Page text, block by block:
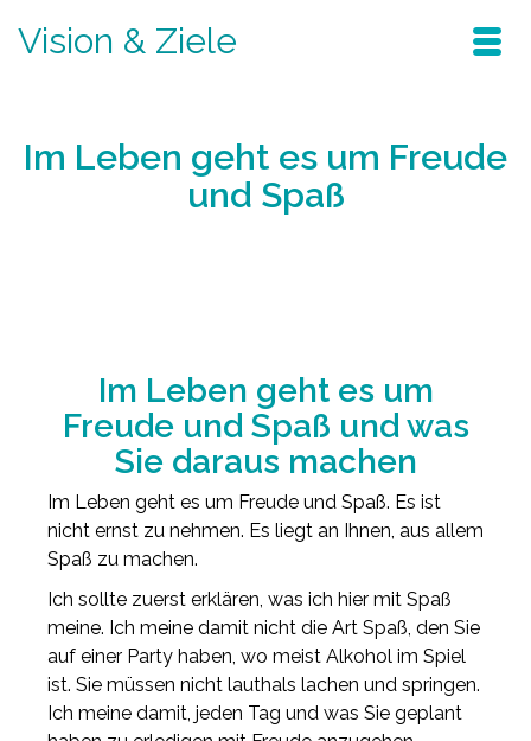
Vision & Ziele
Im Leben geht es um Freude
und Spaß
Im Leben geht es um
Freude und Spaß und was
Sie daraus machen
Im Leben geht es um Freude und Spaß. Es ist
nicht ernst zu nehmen. Es liegt an Ihnen, aus allem
Spaß zu machen.
Ich sollte zuerst erklären, was ich hier mit Spaß
meine. Ich meine damit nicht die Art Spaß, den Sie
auf einer Party haben, wo meist Alkohol im Spiel
ist. Sie müssen nicht lauthals lachen und springen.
Ich meine damit, jeden Tag und was Sie geplant